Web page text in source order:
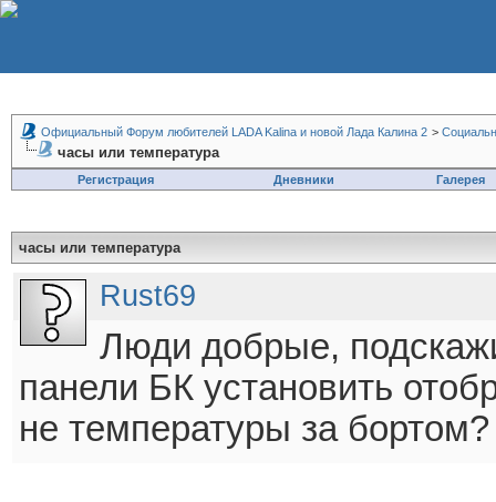
Официальный Форум любителей LADA Kalina и новой Лада Калина 2 >
часы или температура
Регистрация Дневники Галерея
часы или температура
Rust69
Люди добрые,
панели БК установить
не температуры за бортом?